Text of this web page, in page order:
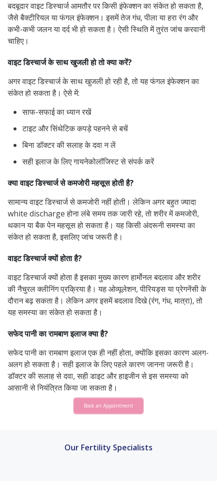
बदबूदार वाइट डिस्चार्ज आमतौर पर किसी इंफेक्शन का संकेत हो सकता है,
जैसे बैक्टीरियल या फंगल इंफेक्शन। इसमें तेज गंध, पीला या हरा रंग और
कभी-कभी जलन या दर्द भी हो सकता है। ऐसी स्थिति में तुरंत जांच करवानी
चाहिए।
वाइट डिस्चार्ज के साथ खुजली हो तो क्या करें?
अगर वाइट डिस्चार्ज के साथ खुजली हो रही है, तो यह फंगल इंफेक्शन का
संकेत हो सकता है। ऐसे में:
साफ-सफाई का ध्यान रखें
टाइट और सिंथेटिक कपड़े पहनने से बचें
बिना डॉक्टर की सलाह के दवा न लें
सही इलाज के लिए गायनेकोलॉजिस्ट से संपर्क करें
क्या वाइट डिस्चार्ज से कमजोरी महसूस होती है?
सामान्य वाइट डिस्चार्ज से कमजोरी नहीं होती। लेकिन अगर बहुत ज्यादा
white discharge होना लंबे समय तक जारी रहे, तो शरीर में कमजोरी,
थकान या बैक पेन महसूस हो सकता है। यह किसी अंदरूनी समस्या का
संकेत हो सकता है, इसलिए जांच जरूरी है।
वाइट डिस्चार्ज क्यों होता है?
वाइट डिस्चार्ज क्यों होता है इसका मुख्य कारण हार्मोनल बदलाव और शरीर
की नैचुरल क्लीनिंग प्रक्रिया है। यह ओव्यूलेशन, पीरियड्स या प्रेगनेंसी के
दौरान बढ़ सकता है। लेकिन अगर इसमें बदलाव दिखे (रंग, गंध, मात्रा), तो
यह समस्या का संकेत हो सकता है।
सफेद पानी का रामबाण इलाज क्या है?
सफेद पानी का रामबाण इलाज एक ही नहीं होता, क्योंकि इसका कारण अलग-
अलग हो सकता है। सही इलाज के लिए पहले कारण जानना जरूरी है।
डॉक्टर की सलाह से दवा, सही डाइट और हाइजीन से इस समस्या को
आसानी से नियंत्रित किया जा सकता है।
Book an Appointment
Our Fertility Specialists